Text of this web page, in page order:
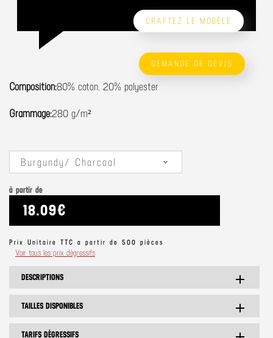
CRAFTEZ LE MODÈLE
DEMANDE DE DEVIS
Composition:80% coton, 20% polyester
Grammage:280 g/m²
Burgundy/ Charcoal
à partir de
18.09€
Prix Unitaire TTC a partir de 500 pièces
Voir tous les prix dégressifs
DESCRIPTIONS add
TAILLES DISPONIBLES add
TARIFS DÉGRESSIFS